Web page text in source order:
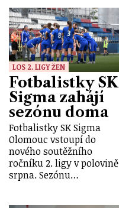
LOS 2. LIGY ŽEN
Fotbalistky SK
Sigma zahájí
sezónu doma
Fotbalistky SK Sigma
Olomouc vstoupí do
nového soutěžního
ročníku 2. ligy v polovině
srpna. Sezónu…